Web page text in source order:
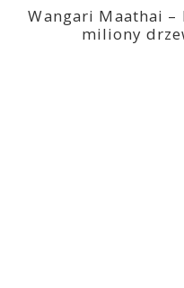
Wangari Maathai –
miliony